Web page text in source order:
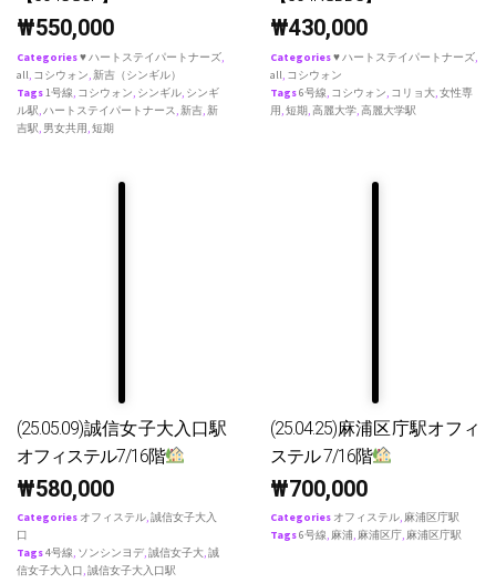
₩550,000
Categories♥ ハートステイパートナーズ,
all, コシウォン,新吉（シンギル）
Tags1号線, コシウォン, シンギル, シンギ
ル駅,ハートステイパートナース,新吉,新
吉駅, 男女共用,短期
₩430,000
Categories♥ ハートステイパートナーズ,
all, コシウォン
Tags6号線, コシウォン, コリョ大,女性専
用,短期,高麗大学,高麗大学駅
(25.05.09)誠信女子大入口駅
オフィステル7/16階
₩580,000
Categories オフィステル,誠信女子大入
口
Tags4号線, ソンシンヨデ,誠信女子大,誠
信女子大入口,誠信女子大入口駅
(25.04.25)麻浦区庁駅オフィ
ステル 7/16階
₩700,000
Categories オフィステル, 麻浦区庁駅
Tags6号線, 麻浦, 麻浦区庁, 麻浦区庁駅